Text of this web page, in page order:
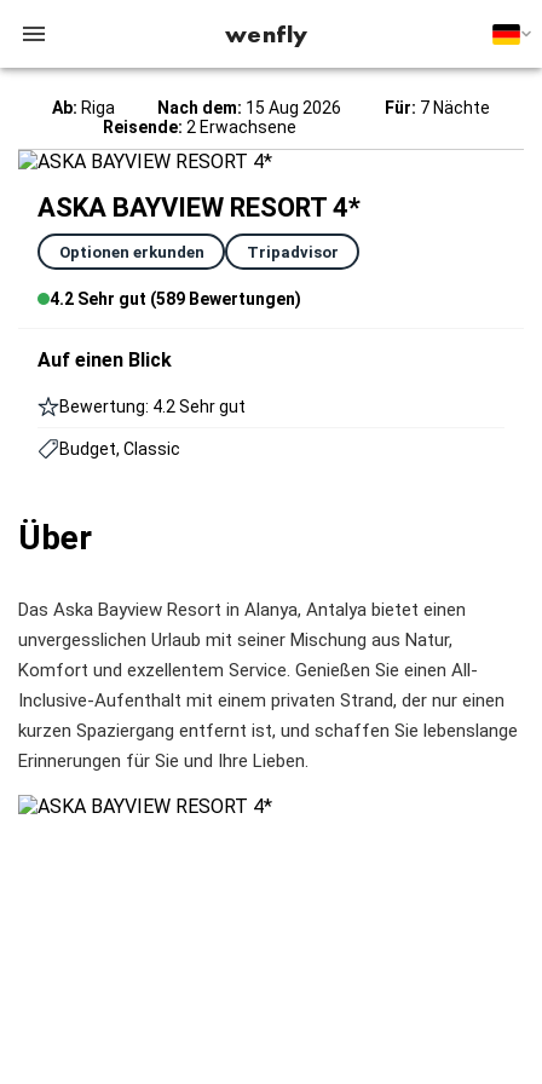
wenfly
Ab: Riga Nach dem: 15 Aug 2026 Für: 7 Nächte
Reisende: 2 Erwachsene
ASKA BAYVIEW RESORT 4*
Optionen erkunden Tripadvisor
4.2 Sehr gut (589 Bewertungen)
Auf einen Blick
Bewertung: 4.2 Sehr gut
Budget, Classic
Über
Das Aska Bayview Resort in Alanya, Antalya bietet einen
unvergesslichen Urlaub mit seiner Mischung aus Natur,
Komfort und exzellentem Service. Genießen Sie einen All-
Inclusive-Aufenthalt mit einem privaten Strand, der nur einen
kurzen Spaziergang entfernt ist, und schaffen Sie lebenslange
Erinnerungen für Sie und Ihre Lieben.